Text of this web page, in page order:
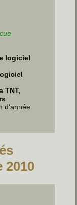
logiciel
TNT,
d'année
2010